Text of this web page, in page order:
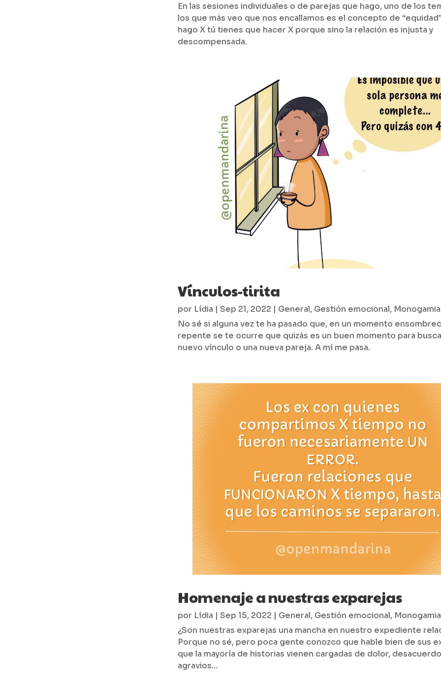
En las sesiones individuales o de parejas que hago, uno de los
los que más veo que nos encallamos es el concepto de
hago X tú tienes que hacer X porque sino la relación es injusta y
descompensada.
Vínculos-tirita
por Lídia |Sep 21, 2022 | General, Gestión emocional, Monogamia
No sé si alguna vez te ha pasado que, en un momento
repente se te ocurre que quizás es un buen momento para
nuevo vínculo o una nueva pareja. A mí me pasa.
Homenaje a nuestras exparejas
por Lídia |Sep 15, 2022 | General, Gestión emocional, Monogamia
¿Son nuestras exparejas una mancha en nuestro expediente
Porque no sé, pero poca gente conozco que hable bien de sus
que la mayoría de historias vienen cargadas de dolor,
agravios…